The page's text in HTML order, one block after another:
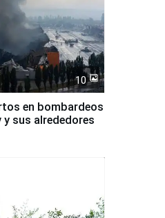
10
en bombardeos
sus alrededores